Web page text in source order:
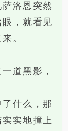
洛恩突然
，就看见
。
道黑影，
什么，那
实地撞上